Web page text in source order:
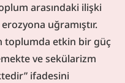
arasındaki ilişki
uğramıştır.
toplumda etkin bir güç
ve sekülarizm
ifadesini